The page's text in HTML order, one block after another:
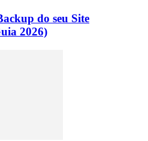
do seu Site
2026)